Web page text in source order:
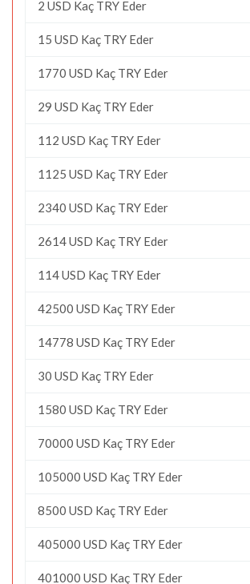
2 USD Kaç TRY Eder
15 USD Kaç TRY Eder
1770 USD Kaç TRY Eder
29 USD Kaç TRY Eder
112 USD Kaç TRY Eder
1125 USD Kaç TRY Eder
2340 USD Kaç TRY Eder
2614 USD Kaç TRY Eder
114 USD Kaç TRY Eder
42500 USD Kaç TRY Eder
14778 USD Kaç TRY Eder
30 USD Kaç TRY Eder
1580 USD Kaç TRY Eder
70000 USD Kaç TRY Eder
105000 USD Kaç TRY Eder
8500 USD Kaç TRY Eder
405000 USD Kaç TRY Eder
401000 USD Kaç TRY Eder